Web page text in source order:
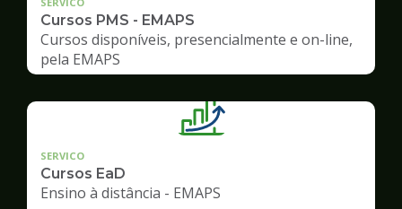
Cursos PMS - EMAPS
Cursos disponíveis, presencialmente e on-line,
pela EMAPS
SERVICO
Cursos EaD
Ensino à distância - EMAPS